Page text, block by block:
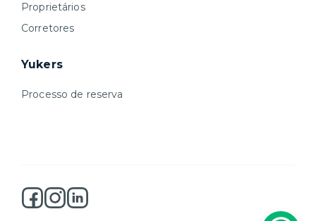
Proprietários
Corretores
Yukers
Processo de reserva